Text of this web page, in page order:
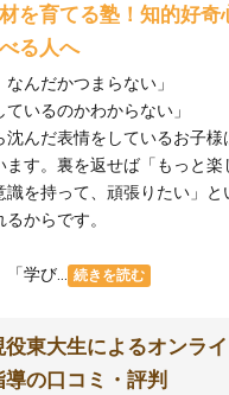
を育てる塾！知的好奇
る人へ
なんだかつまらない」
ているのかわからない」
沈んだ表情をしているお子様
ます。裏を返せば「もっと楽
識を持って、頑張りたい」と
からです。
学び... 続きを読む
東大生によるオンラ
の口コミ・評判